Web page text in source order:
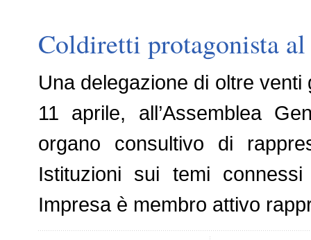
Coldiretti protagonista
Una delegazione di oltre
11 aprile, all’Assemblea
organo consultivo di
Istituzioni sui temi
Impresa è membro attivo